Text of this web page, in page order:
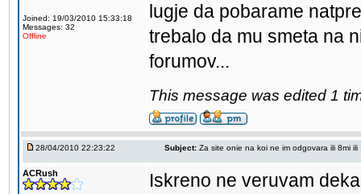
Joined: 19/03/2010 15:33:18
Messages: 32
Offline
lugje da pobarame
trebalo da mu smeta na
forumov...
This message was edited 1
28/04/2010 22:23:22 Subject: Za site onie na koi ne im odgovara ili 8mi ili
ACRush
Iskreno ne veruvam